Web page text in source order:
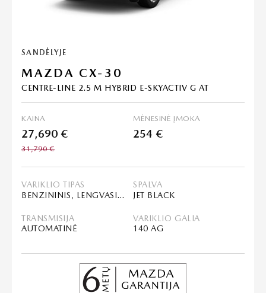
SANDĖLYJE
MAZDA CX-30
CENTRE-LINE 2.5 M HYBRID E-SKYACTIV G AT
KAINA
27,690 €
31,790 €
MĖNESINĖ ĮMOKA
254 €
VARIKLIO TIPAS
BENZININIS, LENGVASIS HIBRIDAS (MHEV)
SPALVA
JET BLACK
TRANSMISIJA
AUTOMATINĖ
VARIKLIO GALIA
140 AG